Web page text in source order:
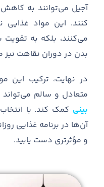
آجیل میتوانند به
کنند. این مواد غذایی
میکنند، بلکه به
بدن در دوران نقاهت نیز
در نهایت، ترکیب این
متعادل و سالم می
بینی کمک کند. با
آنها در برنامه غذایی
و مؤثرتری دست یابید.